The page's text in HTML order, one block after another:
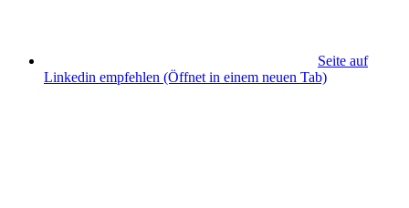
Seite auf
Linkedin empfehlen (Öffnet in einem neuen Tab)